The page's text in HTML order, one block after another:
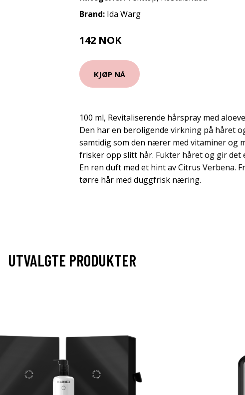
Brand: Ida Warg
142 NOK
KJØP NÅ
100 ml, Revitaliserende hårspray med
Den har en beroligende virkning på håret
samtidig som den nærer med vitaminer og
frisker opp slitt hår. Fukter håret og gir det
En ren duft med et hint av Citrus Verbena.
tørre hår med duggfrisk næring.
UTVALGTE PRODUKTER